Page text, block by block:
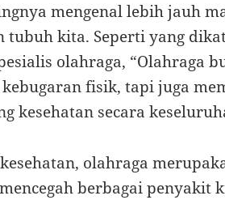
mengenal lebih jauh
tubuh kita. Seperti yang
olahraga, “Olahraga
fisik, tapi juga
kesehatan secara
olahraga
berbagai penyakit